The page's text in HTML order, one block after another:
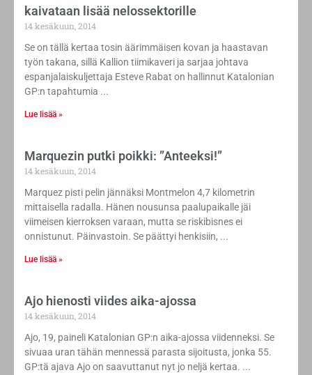
kaivataan lisää nelossektorille
14 kesäkuun, 2014
Se on tällä kertaa tosin äärimmäisen kovan ja haastavan
työn takana, sillä Kallion tiimikaveri ja sarjaa johtava
espanjalaiskuljettaja Esteve Rabat on hallinnut Katalonian
GP:n tapahtumia
Lue lisää »
Marquezin putki poikki: ”Anteeksi!”
14 kesäkuun, 2014
Marquez pisti pelin jännäksi Montmelon 4,7 kilometrin
mittaisella radalla. Hänen nousunsa paalupaikalle jäi
viimeisen kierroksen varaan, mutta se riskibisnes ei
onnistunut. Päinvastoin. Se päättyi henkisiin,
Lue lisää »
Ajo hienosti viides aika-ajossa
14 kesäkuun, 2014
Ajo, 19, paineli Katalonian GP:n aika-ajossa viidenneksi. Se
sivuaa uran tähän mennessä parasta sijoitusta, jonka 55.
GP:tä ajava Ajo on saavuttanut nyt jo neljä kertaa.